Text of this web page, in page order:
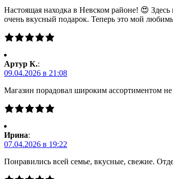
Настоящая находка в Невском районе! 😍
очень вкусный подарок. Теперь это мой
Артур К.:
09.04.2026 в 21:08
Магазин порадовал широким ассортиментом
Ирина:
07.04.2026 в 19:22
Понравились всей семье, вкусные, свежие.